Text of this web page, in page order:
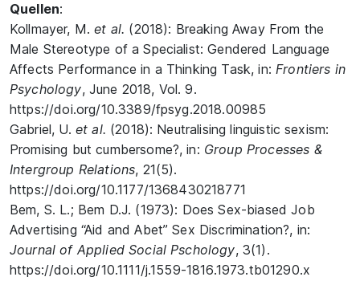
Quellen:
Kollmayer, M.et al. (2018): Breaking Away From the
Male Stereotype of a Specialist: Gendered Language
Affects Performance in a Thinking Task, in:Frontiers in
Psychology, June 2018, Vol. 9.
https://doi.org/10.3389/fpsyg.2018.00985
Gabriel, U. et al. (2018): Neutralising linguistic sexism:
Promising but cumbersome?, in: Group Processes &
Intergroup Relations, 21(5).
https://doi.org/10.1177/1368430218771
Bem, S. L.; Bem D.J. (1973): Does Sex-biased Job
Advertising “Aid and Abet” Sex Discrimination?, in:
Journal of Applied Social Pschology, 3(1).
https://doi.org/10.1111/j.1559-1816.1973.tb01290.x